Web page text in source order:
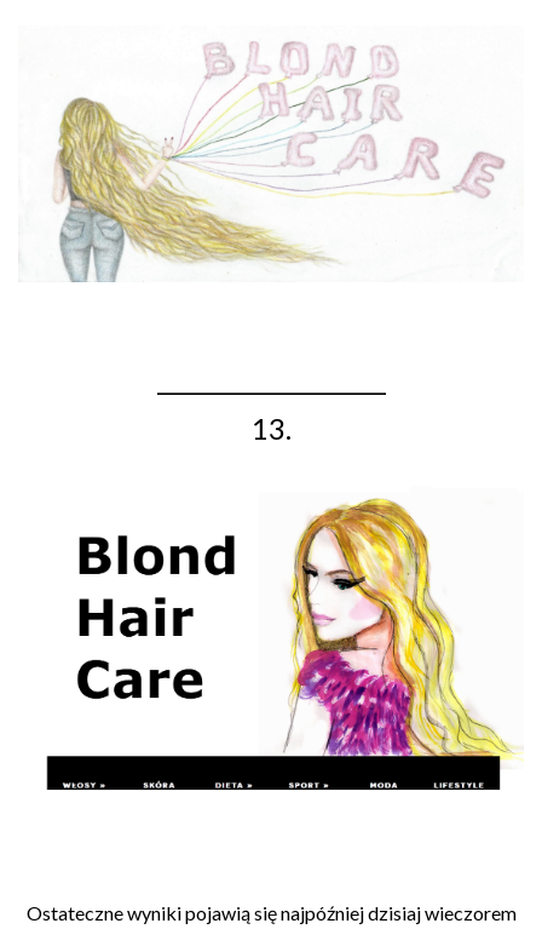
13.
Ostateczne wyniki pojawią się najpóźniej dzisiaj wieczorem